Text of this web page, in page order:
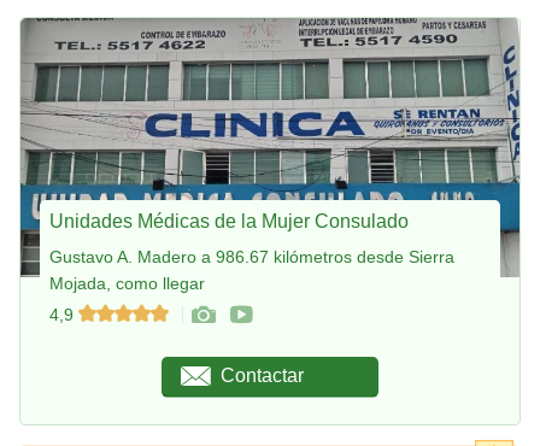
Unidades Médicas de la Mujer Consulado
Gustavo A. Madero a 986.67 kilómetros desde Sierra
Mojada, como llegar
4,9
Contactar